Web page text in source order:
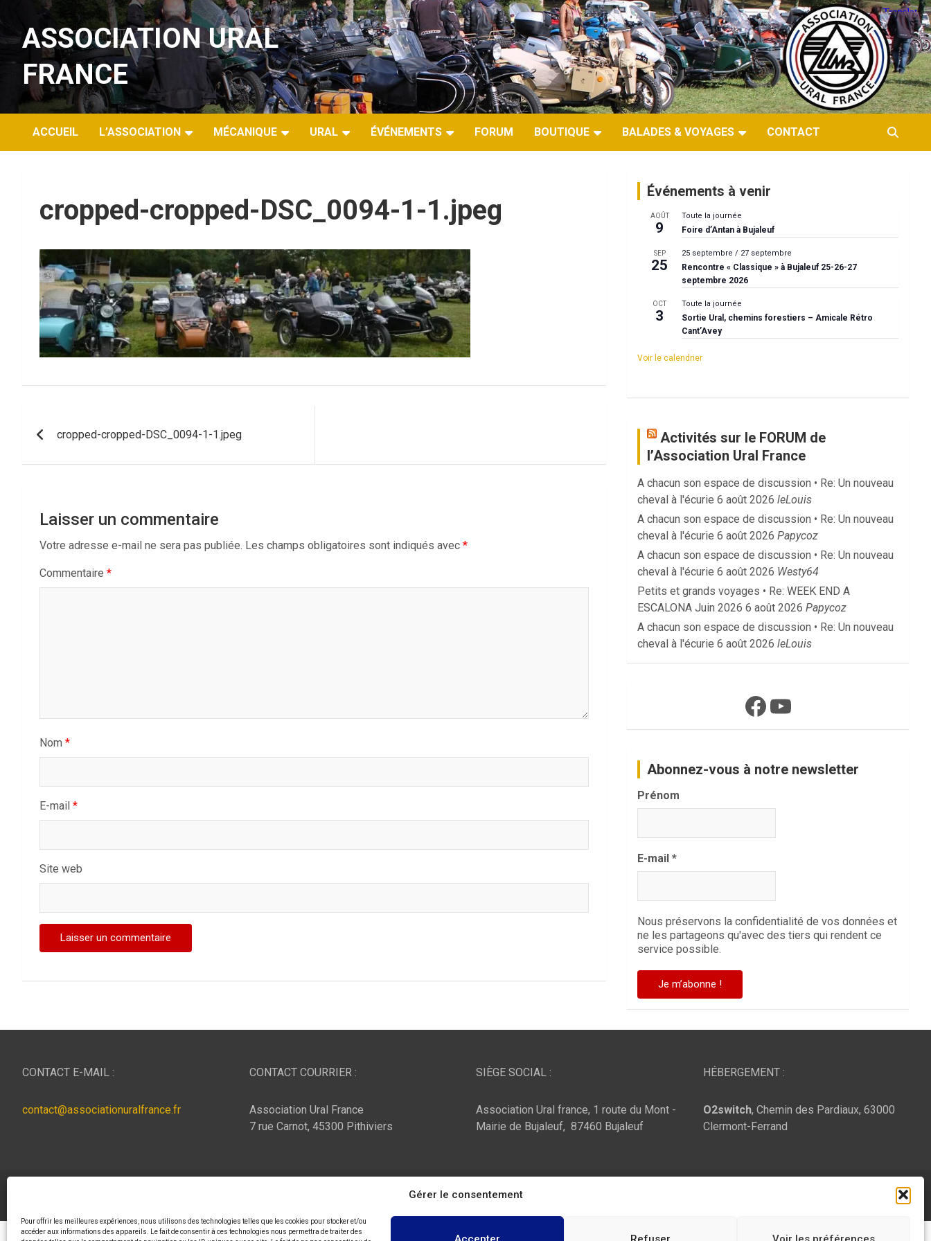
Gérer le consentement
Pour offrir les meilleures expériences, nous utilisons des technologies telles que les cookies pour stocker et/ou
accéder aux informations des appareils. Le fait de consentir à ces technologies nous permettra de traiter des
au
contenuASSOCIATION URAL
FRANCE
ACCUEIL L’ASSOCIATION MÉCANIQUE URAL ÉVÉNEMENTS FORUM BOUTIQUE BALADES & VOYAGES CONTACT
cropped-cropped-DSC_0094-1-1.jpeg
de
l’article
cropped-cropped-DSC_0094-1-1.jpeg
Laisser un commentaire
Votre adresse e-mail ne sera pas publiée. Les champs obligatoires sont indiqués avec *
Commentaire *
Nom *
E-mail *
Site web
Événements à venir
AOÛT
9
Toute la journée
Foire d’Antan à Bujaleuf
SEP
25
25 septembre / 27 septembre
Rencontre « Classique » à Bujaleuf 25-26-27
septembre 2026
OCT
3
Toute la journée
Sortie Ural, chemins forestiers – Amicale Rétro
Cant’Avey
Voir le calendrier
Activités sur le FORUM de
l’Association Ural France
A chacun son espace de discussion • Re: Un nouveau
cheval à l'écurie 6 août 2026 leLouis
A chacun son espace de discussion • Re: Un nouveau
cheval à l'écurie 6 août 2026 Papycoz
A chacun son espace de discussion • Re: Un nouveau
cheval à l'écurie 6 août 2026 Westy64
Petits et grands voyages • Re: WEEK END A
ESCALONA Juin 2026 6 août 2026 Papycoz
A chacun son espace de discussion • Re: Un nouveau
cheval à l'écurie 6 août 2026 leLouis
Facebook
YouTube
Abonnez-vous à notre newsletter
Prénom
E-mail*
Nous préservons la confidentialité de vos données et
ne les partageons qu'avec des tiers qui rendent ce
service possible.
CONTACT E-MAIL :
contact@associationuralfrance.fr
CONTACT COURRIER :
Association Ural France
7 rue Carnot, 45300 Pithiviers
SIÈGE SOCIAL :
Association Ural france, 1 route du Mont -
Mairie de Bujaleuf, 87460 Bujaleuf
HÉBERGEMENT :
O2switch, Chemin des Pardiaux, 63000
Clermont-Ferrand
Fièrement propulsé par :